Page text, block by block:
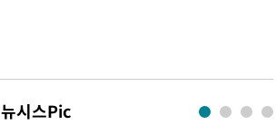
뉴시스Pic